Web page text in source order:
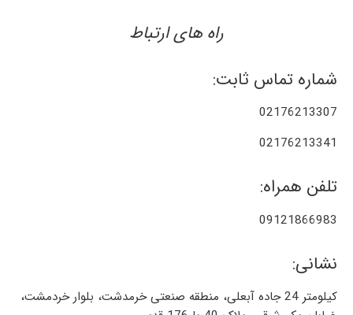
راه های ارتباط
شماره تماس ثابت:
02176213307
02176213341
تلفن همراه:
09121866983
نشانی:
کیلومتر 24 جاده آبعلی، منطقه صنعتی خرمدشت، بلوار خردمشت،